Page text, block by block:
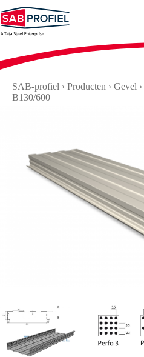
naar
de
inhoud
SAB-profiel › Producten › Gevel ›
B130/600